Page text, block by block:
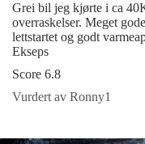
Grei bil jeg kjørte i ca
overraskelser. Meget
lettstartet og godt
Ekseps
Score 6.8
Vurdert av Ronny1